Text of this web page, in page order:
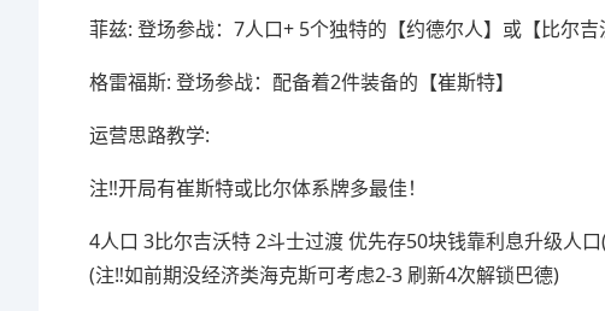
菲兹: 登场参战：7人口+ 5个独特的【约德尔人】或【比尔吉
格雷福斯: 登场参战：配备着2件装备的【崔斯特】
运营思路教学:
注‼️开局有崔斯特或比尔体系牌多最佳！
4人口 3比尔吉沃特 2斗士过渡 优先存50块钱靠利息升级人
(注‼️如前期没经济类海克斯可考虑2-3 刷新4次解锁巴德)